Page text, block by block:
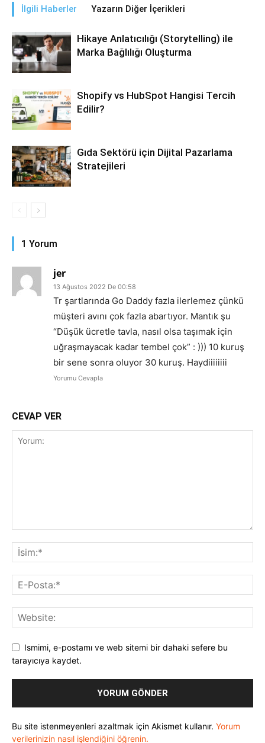
İlgili Haberler Yazarın Diğer İçerikleri
Hikaye Anlatıcılığı (Storytelling) ile
Marka Bağlılığı Oluşturma
Shopify vs HubSpot Hangisi Tercih
Edilir?
Gıda Sektörü için Dijital Pazarlama
Stratejileri
1 Yorum
jer
13 Ağustos 2022 De 00:58
Tr şartlarında Go Daddy fazla ilerlemez çünkü
müşteri avını çok fazla abartıyor. Mantık şu
“Düşük ücretle tavla, nasıl olsa taşımak için
uğraşmayacak kadar tembel çok” : ))) 10 kuruş
bir sene sonra oluyor 30 kuruş. Haydiiiiiiii
Yorumu Cevapla
CEVAP VER
Ismimi, e-postamı ve web sitemi bir dahaki sefere bu
tarayıcıya kaydet.
Bu site istenmeyenleri azaltmak için Akismet kullanır. Yorum
verilerinizin nasıl işlendiğini öğrenin.